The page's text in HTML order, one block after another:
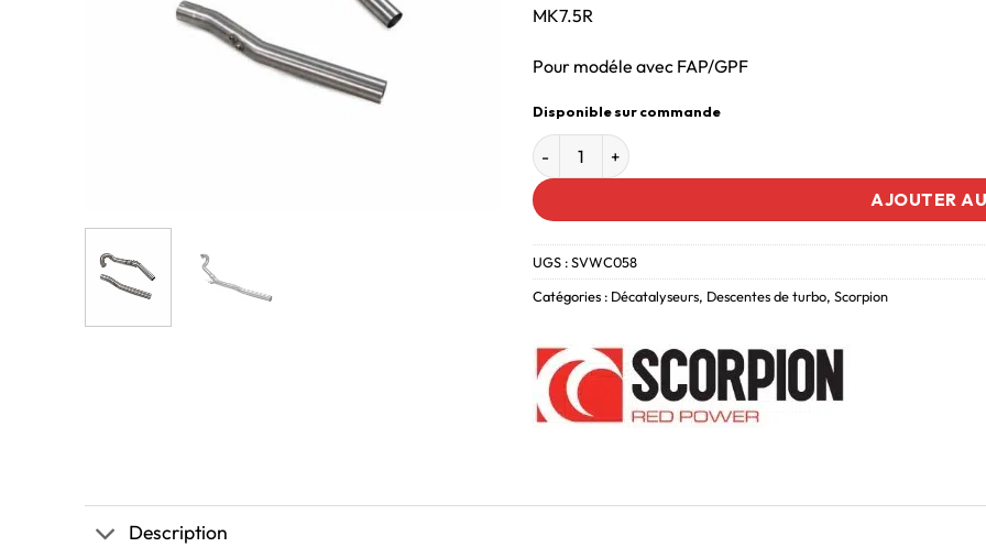
MK7.5R
Pour modéle avec FAP/GPF
Disponible sur commande
AJOUTER
UGS :SVWC058
Catégories : Décatalyseurs, Descentes de turbo, Scorpion
Description